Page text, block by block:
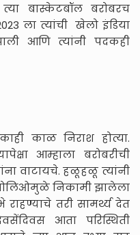
बास्केटबॉल बरोबरच
ला त्यांची खेलो इंडिया
आणि त्यांनी पदकही
काळ निराश होत्या.
आम्हाला बरोबरीची
वाटायचे. हळूहळू त्यांनी
पोलिओमुळे निकामी झालेला
तरी सामर्थ्य देत
आता परिस्थिती